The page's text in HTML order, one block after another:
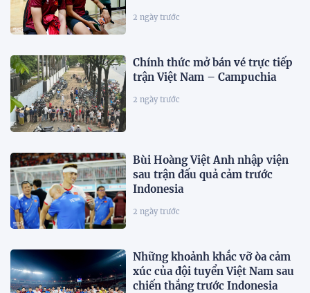
2 ngày trước
Chính thức mở bán vé trực tiếp
trận Việt Nam – Campuchia
2 ngày trước
Bùi Hoàng Việt Anh nhập viện
sau trận đấu quả cảm trước
Indonesia
2 ngày trước
Những khoảnh khắc vỡ òa cảm
xúc của đội tuyển Việt Nam sau
chiến thắng trước Indonesia